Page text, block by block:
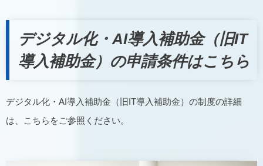
デジタル化・AI導入補助金（旧IT
導入補助金）の申請条件はこちら
デジタル化・AI導入補助金（旧IT導入補助金）の制度の詳細
は、こちらをご参照ください。